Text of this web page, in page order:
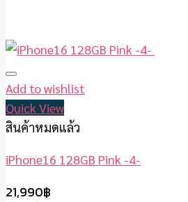
Add to wishlist
Quick View
สินค้าหมดแล้ว
iPhone16 128GB Pink -4-
21,990฿